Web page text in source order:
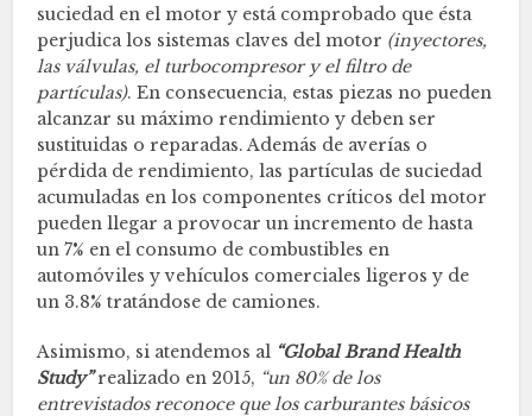
suciedad en el motor y está comprobado que ésta
perjudica los sistemas claves del motor (inyectores,
las válvulas, el turbocompresor y el filtro de
partículas). En consecuencia, estas piezas no pueden
alcanzar su máximo rendimiento y deben ser
sustituidas o reparadas. Además de averías o
pérdida de rendimiento, las partículas de suciedad
acumuladas en los componentes críticos del motor
pueden llegar a provocar un incremento de hasta
un 7% en el consumo de combustibles en
automóviles y vehículos comerciales ligeros y de
un 3.8% tratándose de camiones.
Asimismo, si atendemos al “Global Brand Health
Study”realizado en 2015, “un 80% de los
entrevistados reconoce que los carburantes básicos